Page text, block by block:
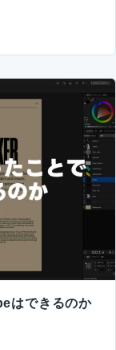
はできるのか